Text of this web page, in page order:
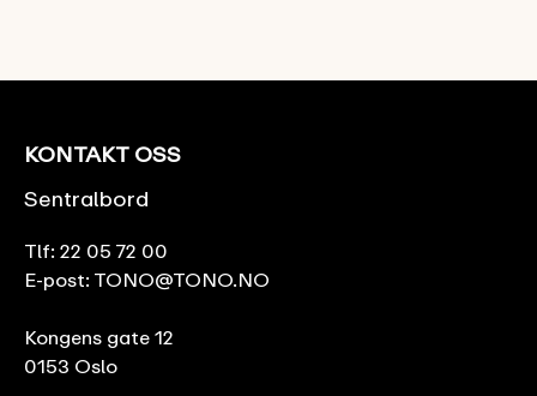
KONTAKT OSS
Sentralbord
Tlf: 22 05 72 00
E-post: TONO@TONO.NO
Kongens gate 12
0153 Oslo